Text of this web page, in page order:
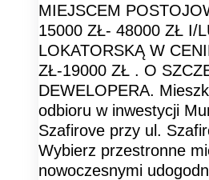
MIEJSCEM
15000 ZŁ- 48000 ZŁ I/
LOKATORSKĄ W
ZŁ-19000 ZŁ . O
DEWELOPERA.
odbioru w inwestycji
Szafirove przy ul.
Wybierz przestronne
nowoczesnymi